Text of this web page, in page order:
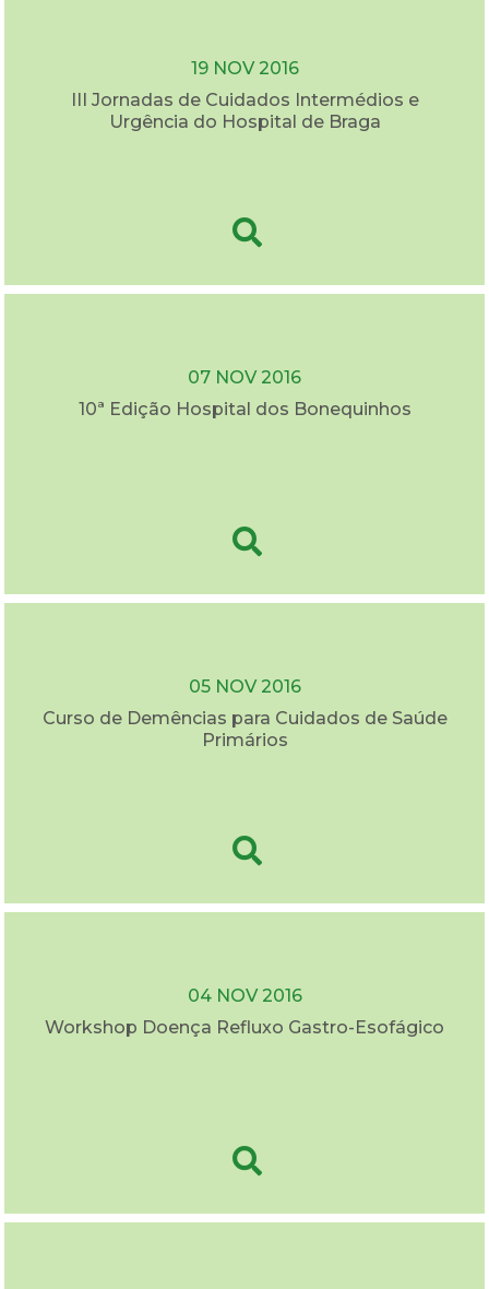
19 NOV 2016
III Jornadas de Cuidados Intermédios e
Urgência do Hospital de Braga
07 NOV 2016
10ª Edição Hospital dos Bonequinhos
05 NOV 2016
Curso de Demências para Cuidados de Saúde
Primários
04 NOV 2016
Workshop Doença Refluxo Gastro-Esofágico